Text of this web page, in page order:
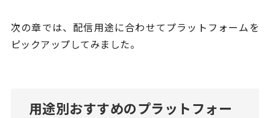
次の章では、配信用途に合わせてプラットフォームを
ピックアップしてみました。
用途別おすすめのプラットフォー